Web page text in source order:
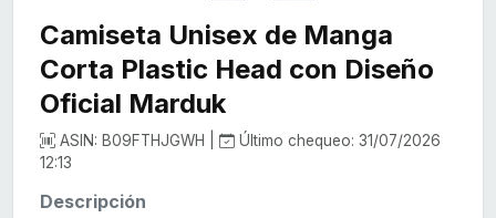
Camiseta Unisex de Manga
Corta Plastic Head con Diseño
Oficial Marduk
ASIN: B09FTHJGWH |
Último chequeo: 31/07/2026
12:13
Descripción